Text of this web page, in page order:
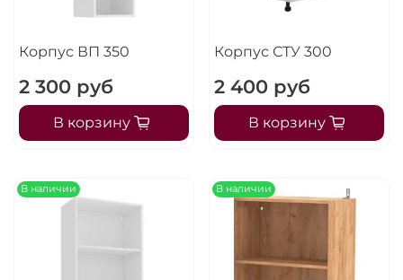
Корпус ВП 350
2 300 руб
В корзину
Корпус СТУ 300
2 400 руб
В корзину
В наличии В наличии